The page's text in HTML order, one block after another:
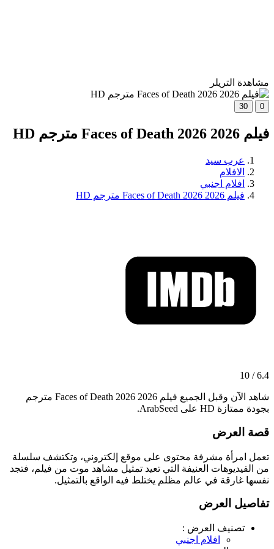
مشاهدة التريلر
0
30
فيلم Faces of Death 2026 2026 مترجم HD
عرب سيد
الافلام
افلام اجنبي
فيلم Faces of Death 2026 2026 مترجم HD
6.4 / 10
شاهد الآن وقبل الجميع فيلم Faces of Death 2026 2026 مترجم
بجودة ممتازة HD على ArabSeed.
قصة العرض
تعمل امرأة مشرفة محتوى على موقع إلكتروني، وتكتشف سلسلة
من الفيديوهات العنيفة التي تعيد تمثيل مشاهد موت من فيلم، فتجد
نفسها غارقة في عالم مظلم يختلط فيه الواقع بالتمثيل.
تفاصيل العرض
تصنيف العرض :
افلام اجنبي